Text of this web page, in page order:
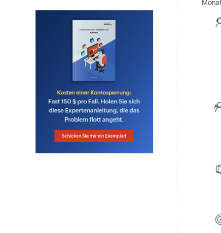
Bedrohungsanalyse und ML-gesteuerter UEBA